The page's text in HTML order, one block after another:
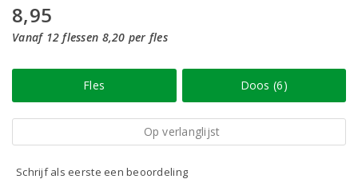
8,95
Vanaf 12 flessen 8,20 per fles
Fles Doos (6)
Op verlanglijst
Schrijf als eerste een beoordeling